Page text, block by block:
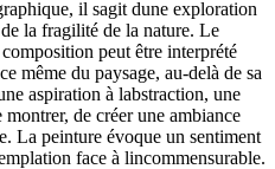
il sagit dune exploration
la fragilité de la nature. Le
peut être interprété
même du paysage, au-delà de sa
aspiration à labstraction, une
de créer une ambiance
La peinture évoque un sentiment
face à lincommensurable.